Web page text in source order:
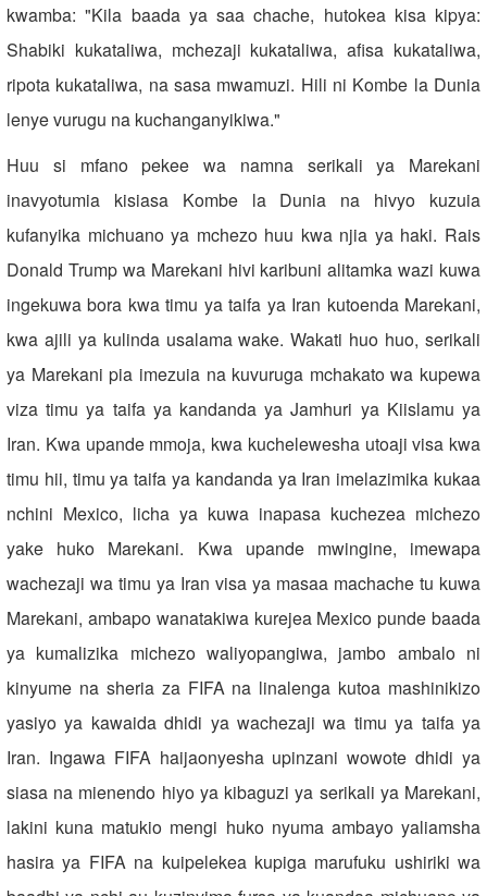
kwamba: "Kila baada ya saa chache, hutokea kisa kipya:
Shabiki kukataliwa, mchezaji kukataliwa, afisa kukataliwa,
ripota kukataliwa, na sasa mwamuzi. Hili ni Kombe la Dunia
lenye vurugu na kuchanganyikiwa."
Huu si mfano pekee wa namna serikali ya Marekani
inavyotumia kisiasa Kombe la Dunia na hivyo kuzuia
kufanyika michuano ya mchezo huu kwa njia ya haki. Rais
Donald Trump wa Marekani hivi karibuni alitamka wazi kuwa
ingekuwa bora kwa timu ya taifa ya Iran kutoenda Marekani,
kwa ajili ya kulinda usalama wake. Wakati huo huo, serikali
ya Marekani pia imezuia na kuvuruga mchakato wa kupewa
viza timu ya taifa ya kandanda ya Jamhuri ya Kiislamu ya
Iran. Kwa upande mmoja, kwa kuchelewesha utoaji visa kwa
timu hii, timu ya taifa ya kandanda ya Iran imelazimika kukaa
nchini Mexico, licha ya kuwa inapasa kuchezea michezo
yake huko Marekani. Kwa upande mwingine, imewapa
wachezaji wa timu ya Iran visa ya masaa machache tu kuwa
Marekani, ambapo wanatakiwa kurejea Mexico punde baada
ya kumalizika michezo waliyopangiwa, jambo ambalo ni
kinyume na sheria za FIFA na linalenga kutoa mashinikizo
yasiyo ya kawaida dhidi ya wachezaji wa timu ya taifa ya
Iran. Ingawa FIFA haijaonyesha upinzani wowote dhidi ya
siasa na mienendo hiyo ya kibaguzi ya serikali ya Marekani,
lakini kuna matukio mengi huko nyuma ambayo yaliamsha
hasira ya FIFA na kuipelekea kupiga marufuku ushiriki wa